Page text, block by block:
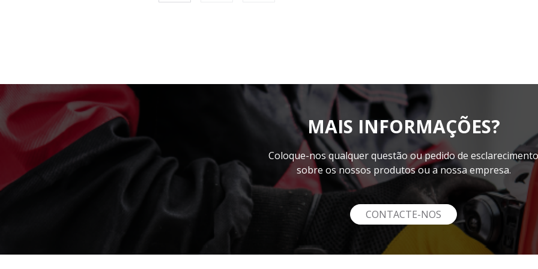
MAIS INFORMAÇÕES?
Coloque-nos qualquer questão ou pedido de esclarecimento
sobre os nossos produtos ou a nossa empresa.
CONTACTE-NOS